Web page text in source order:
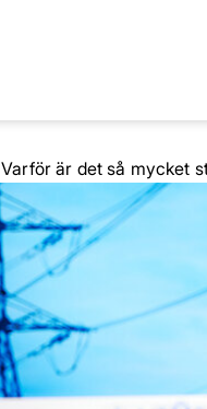
Varför är det så mycket